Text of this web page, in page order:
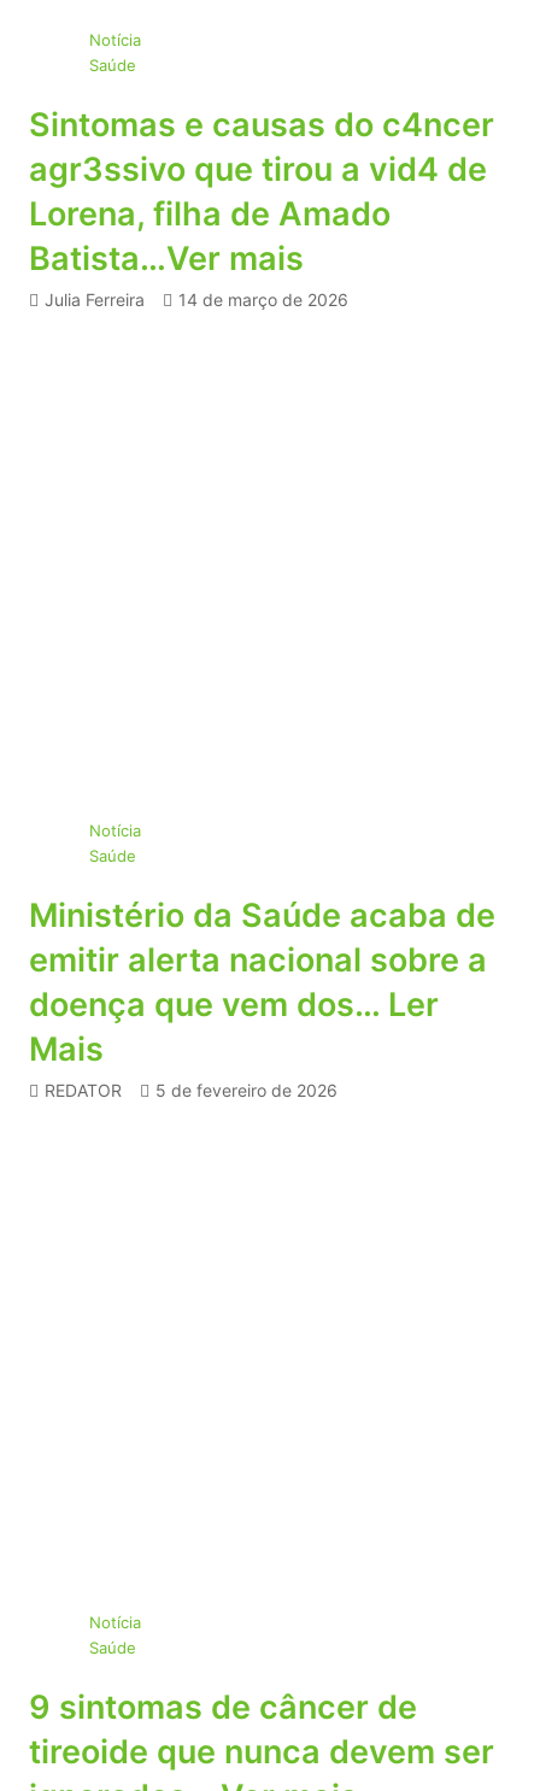
Notícia
Saúde
Sintomas e causas do c4ncer
agr3ssivo que tirou a vid4 de
Lorena, filha de Amado
Batista…Ver mais
Julia Ferreira 14 de março de 2026
Notícia
Saúde
Ministério da Saúde acaba de
emitir alerta nacional sobre a
doença que vem dos… Ler
Mais
REDATOR 5 de fevereiro de 2026
Notícia
Saúde
9 sintomas de câncer de
tireoide que nunca devem ser